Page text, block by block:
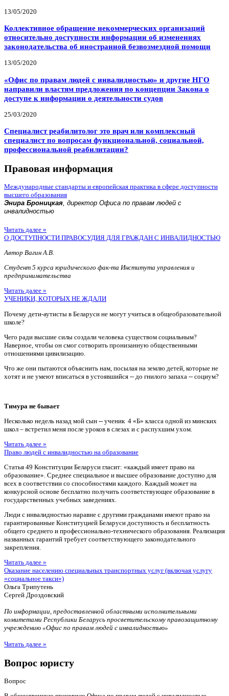
13/05/2020
Коллективное обращение некоммерческих организаций
относительно доступности информации об изменениях
законодательства об иностранной безвозмездной помощи
13/05/2020
«Офис по правам людей с инвалидностью» и другие НГО
направили властям предложения по концепции Закона о
доступе к информации о деятельности судов
25/03/2020
Специалист реабилитолог это врач или комплексный
специалист по вопросам функциональной, социальной,
профессиональной реабилитации?
Правовая информация
Международные стандарты и европейская практика в сфере доступности
высшего образования
Энира Броницкая, директор Офиса по правам людей с
инвалидностью
Читать далее »
О ДОСТУПНОСТИ ПРАВОСУДИЯ ДЛЯ ГРАЖДАН С ИНВАЛИДНОСТЬЮ
Автор Вагин А.В.
Студент 5 курса юридического фак-та Института управления и
предпринимательства
Читать далее »
УЧЕНИКИ, КОТОРЫХ НЕ ЖДАЛИ
Почему дети-аутисты в Беларуси не могут учиться в общеобразовательной
школе?
Чего ради высшие силы создали человека существом социальным?
Наверное, чтобы он смог сотворить пронизанную общественными
отношениями цивилизацию.
Что же они пытаются объяснить нам, посылая на землю детей, которые не
хотят и не умеют вписаться в устоявшийся -- до гнилого запаха -- социум?
Тимура не бывает
Несколько недель назад мой сын -- ученик 4 «Б» класса одной из минских
школ – встретил меня после уроков в слезах и с распухшим ухом.
Читать далее »
Право людей с инвалидностью на образование
Статья 49 Конституции Беларуси гласит: «каждый имеет право на
образование». Среднее специальное и высшее образование доступно для
всех в соответствии со способностями каждого. Каждый может на
конкурсной основе бесплатно получить соответствующее образование в
государственных учебных заведениях.
Люди с инвалидностью наравне с другими гражданами имеют право на
гарантированные Конституцией Беларуси доступность и бесплатность
общего среднего и профессионально-технического образования. Реализация
названных гарантий требует соответствующего законодательного
закрепления.
Читать далее »
Оказание населению специальных транспортных услуг (включая услугу
«социальное такси»)
Ольга Трипутень
Сергей Дроздовский
По информации, предоставленной областными исполнительными
комитетами Республики Беларусь просветительскому правозащитному
учреждению «Офис по правам людей с инвалидностью»
Читать далее »
Вопрос юристу
Вопрос